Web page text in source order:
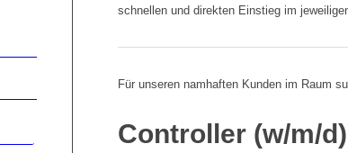
schnellen und direkten Einstieg im
Für unseren namhaften Kunden im Raum
Controller (w/m/